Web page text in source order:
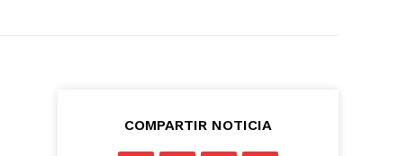
COMPARTIR NOTICIA